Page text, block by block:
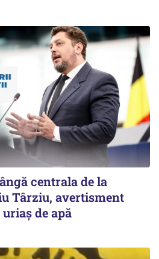
centrala de la
Târziu, avertisment
de apă